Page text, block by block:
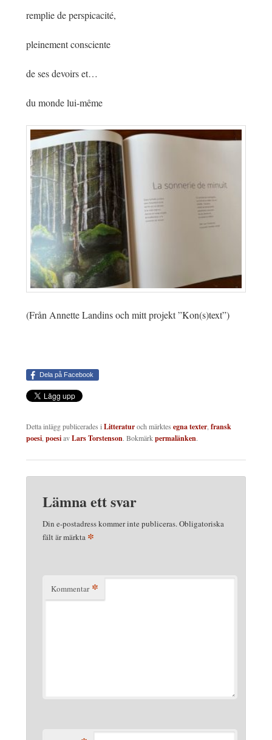
remplie de perspicacité,
pleinement consciente
de ses devoirs et…
du monde lui-même
(Från Annette Landins och mitt projekt ”Kon(s)text”)
Dela på Facebook
Detta inlägg publicerades iLitteraturoch märktes egna texter,fransk
poesi,poesiavLars Torstenson. Bokmärkpermalänken.
Lämna ett svar
Din e-postadress kommer inte publiceras.Obligatoriska
fält är märkta *
Kommentar *